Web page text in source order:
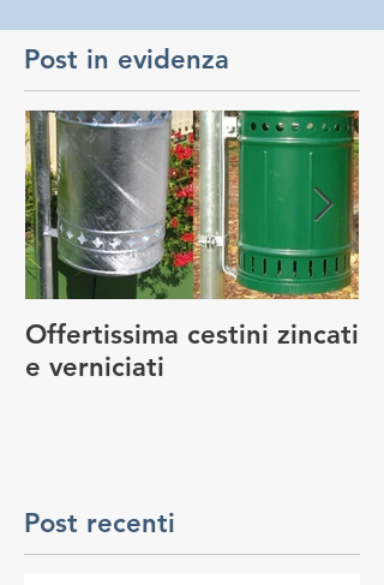
Post in evidenza
Offertissima cestini zincati
e verniciati
Post recenti